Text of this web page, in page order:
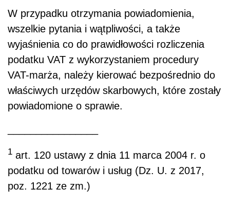
W przypadku otrzymania powiadomienia,
wszelkie pytania i wątpliwości, a także
wyjaśnienia co do prawidłowości rozliczenia
podatku VAT z wykorzystaniem procedury
VAT-marża, należy kierować bezpośrednio do
właściwych urzędów skarbowych, które zostały
powiadomione o sprawie.
1 art. 120 ustawy z dnia 11 marca 2004 r. o
podatku od towarów i usług (Dz. U. z 2017,
poz. 1221 ze zm.)